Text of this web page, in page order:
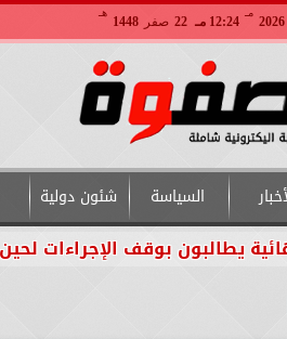
2026
مـ
12:24 مـ 22 صفر 1448
هـ
السياسة شئون دولية
بوقف الإجراءات لحين الفصل